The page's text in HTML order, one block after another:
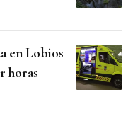
en Lobios
horas